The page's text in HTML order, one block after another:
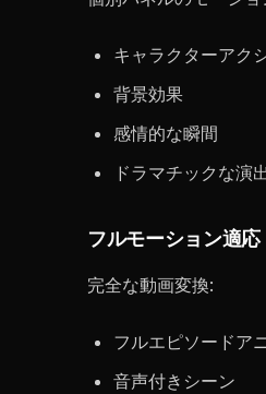
キャラクターアク
背景効果
感情的な瞬間
ドラマチックな演
フルモーション適応
完全な動画変換:
フルエピソードア
音声付きシーン